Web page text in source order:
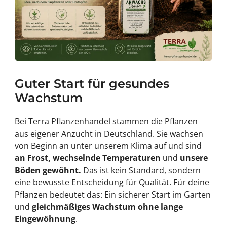
Guter Start für gesundes
Wachstum
Bei Terra Pflanzenhandel stammen die Pflanzen
aus eigener Anzucht in Deutschland. Sie wachsen
von Beginn an unter unserem Klima auf und sind
an Frost, wechselnde Temperaturen und unsere
Böden gewöhnt. Das ist kein Standard, sondern
eine bewusste Entscheidung für Qualität. Für deine
Pflanzen bedeutet das: Ein sicherer Start im Garten
und gleichmäßiges Wachstum ohne lange
Eingewöhnung.